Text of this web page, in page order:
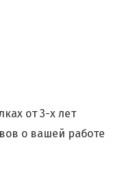
от 3-х лет
о вашей работе